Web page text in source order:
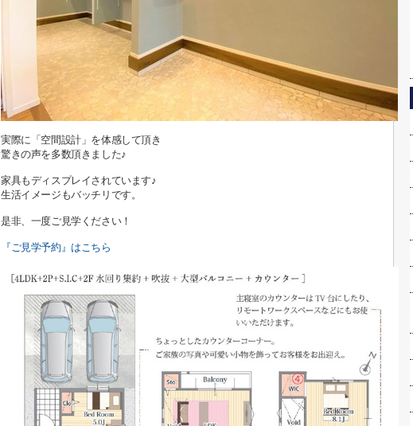
実際に「空間設計」を体感して頂き
驚きの声を多数頂きました♪
家具もディスプレイされています♪
生活イメージもバッチリです。
是非、一度ご見学ください！
『ご見学予約』はこちら